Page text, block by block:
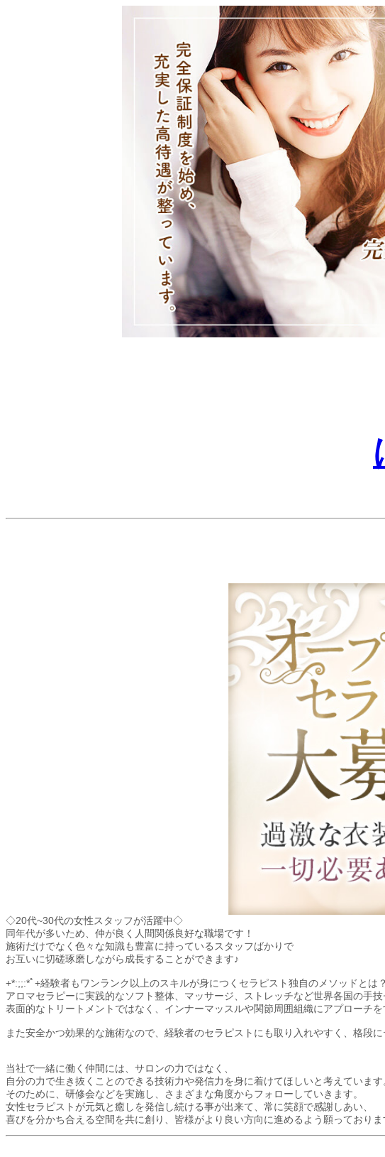
◇20代~30代の女性スタッフが活躍中◇
同年代が多いため、仲が良く人間関係良好な職場です！
施術だけでなく色々な知識も豊富に持っているスタッフばかりで
お互いに切磋琢磨しながら成長することができます♪
+*:;;:*ﾟ+経験者もワンランク以上のスキルが身につくセラピスト独自のメソッドとは
アロマセラピーに実践的なソフト整体、マッサージ、ストレッチなど世界各国の手
表面的なトリートメントではなく、インナーマッスルや関節周囲組織にアプローチ
また安全かつ効果的な施術なので、経験者のセラピストにも取り入れやすく、格段に
当社で一緒に働く仲間には、サロンの力ではなく、
自分の力で生き抜くことのできる技術力や発信力を身に着けてほしいと考えています
そのために、研修会などを実施し、さまざまな角度からフォローしていきます。
女性セラピストが元気と癒しを発信し続ける事が出来て、常に笑顔で感謝しあい、
喜びを分かち合える空間を共に創り、皆様がより良い方向に進めるよう願っており